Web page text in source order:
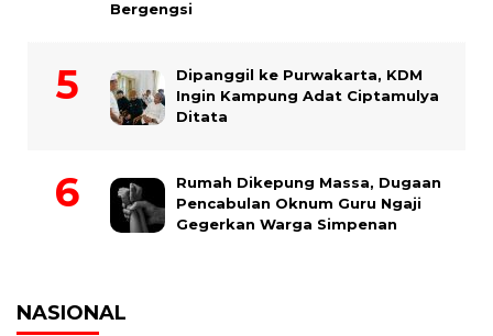
Bergengsi
Dipanggil ke Purwakarta, KDM
Ingin Kampung Adat Ciptamulya
Ditata
Rumah Dikepung Massa, Dugaan
Pencabulan Oknum Guru Ngaji
Gegerkan Warga Simpenan
NASIONAL